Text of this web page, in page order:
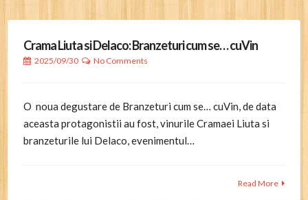
Crama Liuta si Delaco: Branzeturi cum se… cuVin
2025/09/30 No Comments
O noua degustare de Branzeturi cum se… cuVin, de data
aceasta protagonistii au fost, vinurile Cramaei Liuta si
branzeturile lui Delaco, evenimentul…
Read More